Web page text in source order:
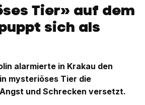
Tier» auf dem
sich als
alarmierte in Krakau den
mysteriöses Tier die
und Schrecken versetzt.